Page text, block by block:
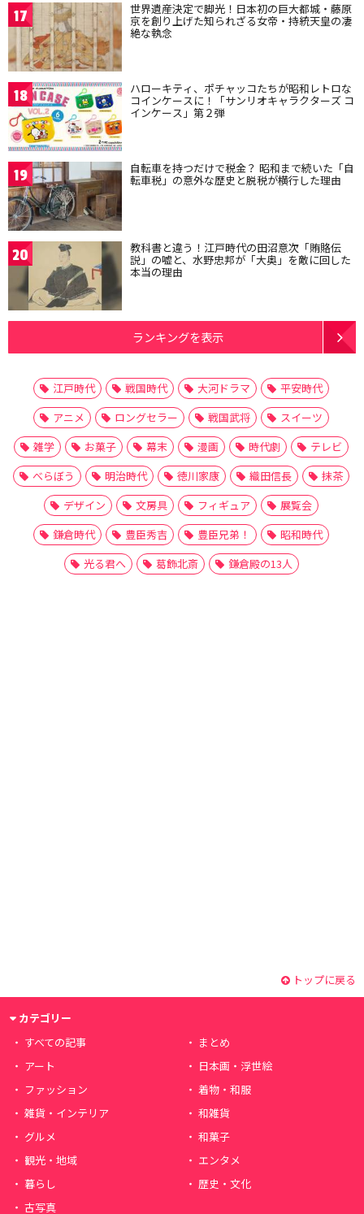
17 世界遺産決定で脚光！日本初の巨大都城・藤原
京を創り上げた知られざる女帝・持統天皇の凄
絶な執念
18 ハローキティ、ポチャッコたちが昭和レトロな
コインケースに！「サンリオキャラクターズ コ
インケース」第２弾
19 自転車を持つだけで税金？ 昭和まで続いた「自
転車税」の意外な歴史と脱税が横行した理由
20 教科書と違う！江戸時代の田沼意次「賄賂伝
説」の嘘と、水野忠邦が「大奥」を敵に回した
本当の理由
ランキングを表示
江戸時代 戦国時代 大河ドラマ
平安時代
アニメ
ロングセラー 戦国武将
スイーツ
雑学
お菓子 幕末 漫画 時代劇
テレビ
べらぼう
明治時代 徳川家康 織田信長
抹茶
デザイン
文房具 フィギュア
展覧会
鎌倉時代
豊臣秀吉 豊臣兄弟！
昭和時代
光る君へ
葛飾北斎 鎌倉殿の13人
トップに戻る
カテゴリー
すべての記事
まとめ
アート
日本画・浮世絵
ファッション
着物・和服
雑貨・インテリア
和雑貨
グルメ
和菓子
観光・地域
エンタメ
暮らし
歴史・文化
古写真